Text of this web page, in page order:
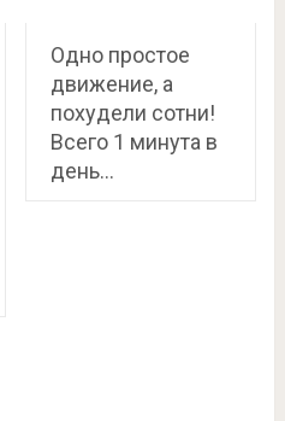
Одно простое
движение, а
похудели сотни!
Всего 1 минута в
день…